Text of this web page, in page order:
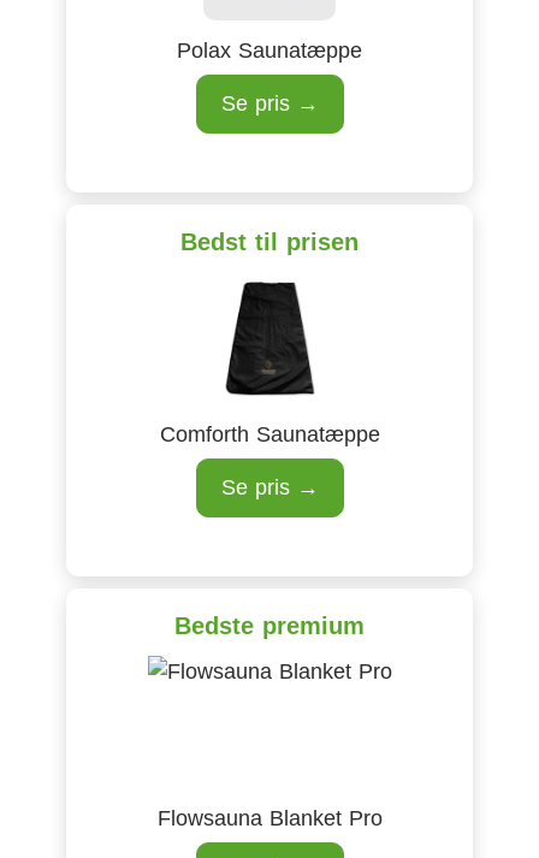
Polax Saunatæppe
Se pris →
Bedst til prisen
Comforth Saunatæppe
Se pris →
Bedste premium
Flowsauna Blanket Pro